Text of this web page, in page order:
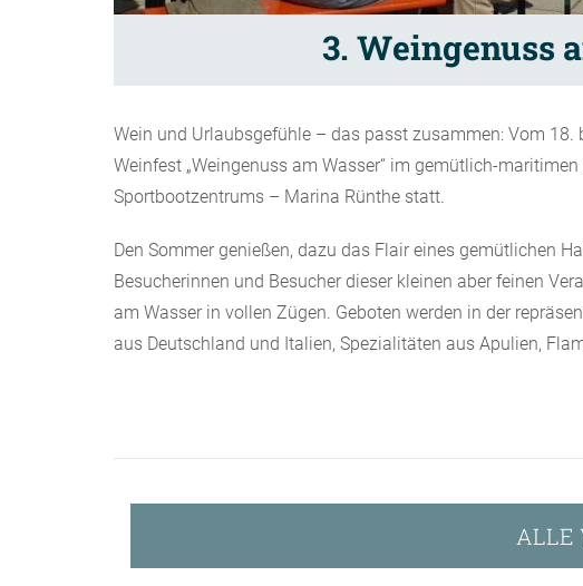
3. Weingenuss
Wein und Urlaubsgefühle – das passt zusammen: Vom
Weinfest „Weingenuss am Wasser“ im gemütlich-
Sportbootzentrums – Marina Rünthe statt.
Den Sommer genießen, dazu das Flair eines gemütlichen
Besucherinnen und Besucher dieser kleinen aber feinen
am Wasser in vollen Zügen. Geboten werden in der
aus Deutschland und Italien, Spezialitäten aus Apulien,
ALLE